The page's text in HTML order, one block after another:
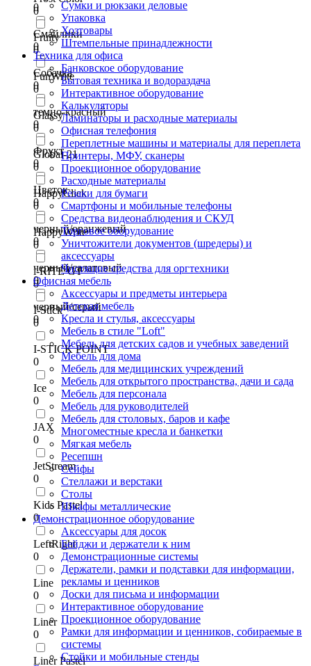
0
Смайлики
0
Собачка
0
темно-красный
0
Фрукт
0
Цветок
0
черный/оранжевый
0
черный/салатовый
0
черный/серый
0
0
Fruity
0
FunWrite
0
Glassy
0
Global-21
0
HappyClick
0
HappyWrite
0
i-RITE GT
0
I-Stick
0
I-STICK POINT
0
Ice
0
JAX
0
JetStream
0
Kids Pastel
0
LeftRight
0
Line
0
Liner
0
Liner Pastel
Сумки и рюкзаки деловые
Упаковка
Хозтовары
Штемпельные принадлежности
Техника для офиса
Банковское оборудование
Бытовая техника и водораздача
Интерактивное оборудование
Калькуляторы
Ламинаторы и расходные материалы
Офисная телефония
Переплетные машины и материалы для переплета
Принтеры, МФУ, сканеры
Проекционное оборудование
Расходные материалы
Резаки для бумаги
Смартфоны и мобильные телефоны
Средства видеонаблюдения и СКУД
Торговое оборудование
Уничтожители документов (шредеры) и
аксессуары
Чистящие средства для оргтехники
Офисная мебель
Аксессуары и предметы интерьера
Детская мебель
Кресла и стулья, аксессуары
Мебель в стиле "Loft"
Мебель для детских садов и учебных заведений
Мебель для дома
Мебель для медицинских учреждений
Мебель для открытого пространства, дачи и сада
Мебель для персонала
Мебель для руководителей
Мебель для столовых, баров и кафе
Многоместные кресла и банкетки
Мягкая мебель
Ресепшн
Сейфы
Стеллажи и верстаки
Столы
Шкафы металлические
Демонстрационное оборудование
Аксессуары для досок
Бейджи и держатели к ним
Демонстрационные системы
Держатели, рамки и подставки для информации,
рекламы и ценников
Доски для письма и информации
Интерактивное оборудование
Проекционное оборудование
Рамки для информации и ценников, собираемые в
системы
Стойки и мобильные стенды